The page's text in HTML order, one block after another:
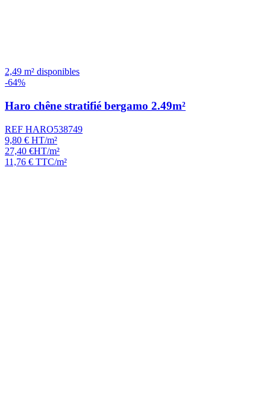
2,49 m² disponibles
-64%
Haro chêne stratifié bergamo 2.49m²
REF HARO538749
9,80 € HT/m²
27,40 €HT/m²
11,76 € TTC/m²